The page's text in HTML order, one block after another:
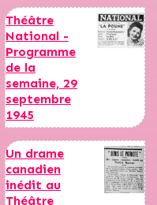
Théâtre
National -
Programme
de la
semaine, 29
septembre
1945
Un drame
canadien
inédit au
Théâtre